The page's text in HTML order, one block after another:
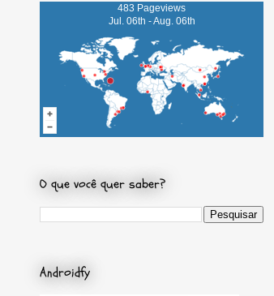
483 Pageviews
Jul. 06th - Aug. 06th
O que você quer saber?
Androidfy